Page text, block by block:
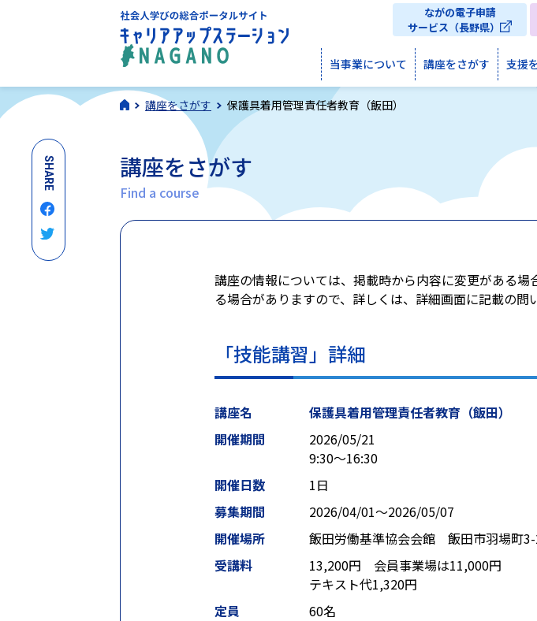
当事業について 講座をさがす 支援
ながの電子申請
サービス（長野県）
講座をさがす 保護具着用管理責任者教育（飯田）
講座をさがす
Find a course
講座の情報については、掲載時から内容に変更がある
る場合がありますので、詳しくは、詳細画面に記載の問
「技能講習」詳細
講座名
保護具着用管理責任者教育（飯田）
開催期間
2026/05/21
9:30～16:30
開催日数
1日
募集期間
2026/04/01〜2026/05/07
開催場所
飯田労働基準協会会館 飯田市羽場町
受講料
13,200円 会員事業場は11,000円
テキスト代1,320円
定員
60名
SHARE